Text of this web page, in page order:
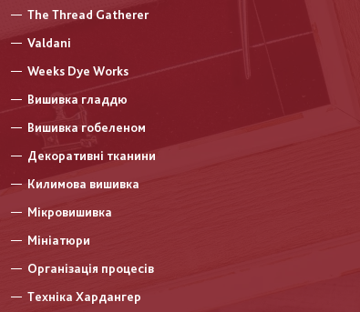
The Thread Gatherer
Valdani
Weeks Dye Works
Вишивка гладдю
Вишивка гобеленом
Декоративні тканини
Килимова вишивка
Мікровишивка
Мініатюри
Організація процесів
Техніка Хардангер